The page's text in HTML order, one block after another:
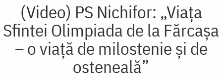
(Video) PS Nichifor: „Viața
Sfintei Olimpiada de la Fărcașa
– o viață de milostenie și de
osteneală”